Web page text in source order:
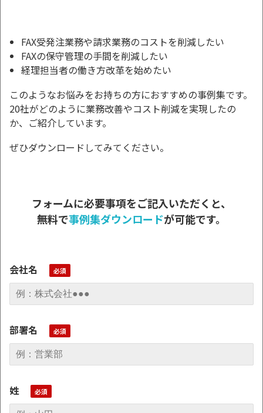
FAX受発注業務や請求業務のコストを削減したい
FAXの保守管理の手間を削減したい
経理担当者の働き方改革を始めたい
このようなお悩みをお持ちの方におすすめの事例集です。
20社がどのように業務改善やコスト削減を実現したの
か、ご紹介しています。
ぜひダウンロードしてみてください。
フォームに必要事項をご記入いただくと、
無料で事例集ダウンロードが可能です。
会社名
部署名
姓